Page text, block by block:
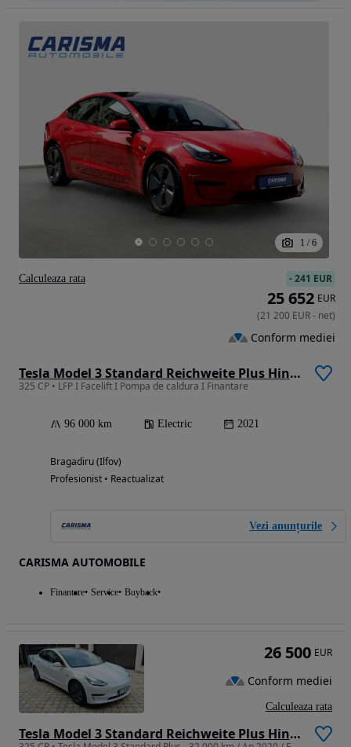
1 / 6
Tesla Model 3 Standard Reichweite Plus Hinterradantrieb
325 CP • LFP I Facelift I Pompa de caldura I Finantare
96 000 km Electric 2021
Bragadiru (Ilfov)
Profesionist • Reactualizat
Vezi anunțurile
CARISMA AUTOMOBILE
Finantare Service Buyback
-241 EUR
25 652 EUR
(21 200 EUR- net)
Conform mediei
Calculeaza rata
Tesla Model 3 Standard Reichweite Plus Hinterradantrieb
26 500 EUR
Conform mediei
Calculeaza rata